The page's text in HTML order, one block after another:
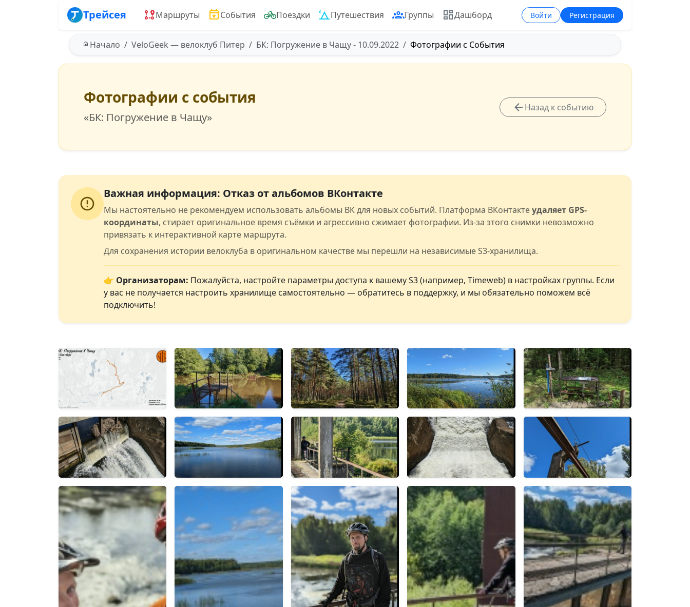
Трейсея Маршруты События Поездки Путешествия Группы Дашборд Войти Регистрация
Начало VeloGeek — велоклуб Питер БК: Погружение в Чащу - 10.09.2022 Фотографии с События
Фотографии с события
«БК: Погружение в Чащу»
Назад к событию
Важная информация: Отказ от альбомов ВКонтакте
Мы настоятельно не рекомендуем использовать альбомы ВК для новых событий. Платформа ВКонтактеудаляет GPS-
координаты, стирает оригинальное время съёмки и агрессивно сжимает фотографии. Из-за этого снимки невозможно
привязать к интерактивной карте маршрута.
Для сохранения истории велоклуба в оригинальном качестве мы перешли на независимые S3-хранилища.
👉 Организаторам: Пожалуйста, настройте параметры доступа к вашему S3 (например, Timeweb) в настройках группы. Если
у вас не получается настроить хранилище самостоятельно — обратитесь в поддержку, и мы обязательно поможем всё
подключить!